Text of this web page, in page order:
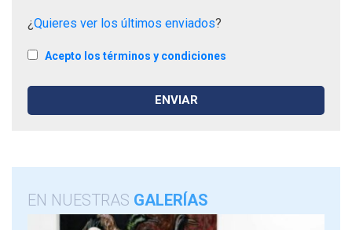
¿Quieres ver los últimos enviados?
Acepto los términos y condiciones
EN NUESTRAS GALERÍAS